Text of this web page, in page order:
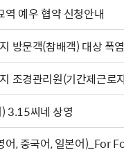
예우 협약 신청안내
방문객(참배객) 대상 폭
조경관리원(기간제근로
(8월 무더위 쉼터) 3.15씨네 상영
어, 중국어, 일본어)_For